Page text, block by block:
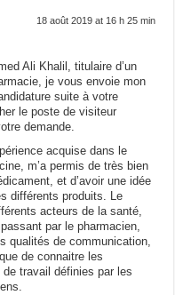
18 août 2019 at 16 h 25 min
Ali Khalil, titulaire d’un
je vous envoie mon
suite à votre
le poste de visiteur
demande.
acquise dans le
m’a permis de très bien
et d’avoir une idée
différents produits. Le
acteurs de la santé,
par le pharmacien,
qualités de communication,
de connaitre les
travail définies par les